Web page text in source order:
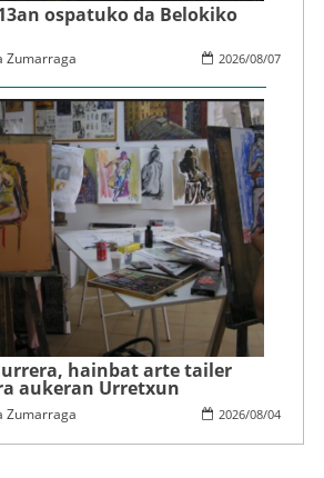
ospatuko da Belokiko
2026/08/07
Zumarraga
hainbat arte tailer
aukeran Urretxun
2026/08/04
Zumarraga